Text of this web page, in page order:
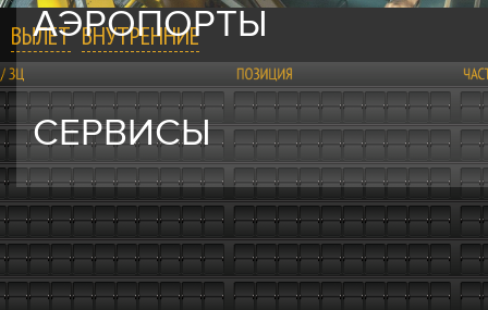
АЭРОПОРТЫ
СЕРВИСЫ
ВЫЛЕТ ВНУТРЕННИЕ